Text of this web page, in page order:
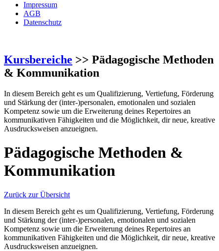
Impressum
AGB
Datenschutz
Kursbereiche >> Pädagogische Methoden
& Kommunikation
In diesem Bereich geht es um Qualifizierung, Vertiefung, Förderung
und Stärkung der (inter-)personalen, emotionalen und sozialen
Kompetenz sowie um die Erweiterung deines Repertoires an
kommunikativen Fähigkeiten und die Möglichkeit, dir neue, kreative
Ausdrucksweisen anzueignen.
Pädagogische Methoden &
Kommunikation
Zurück zur Übersicht
In diesem Bereich geht es um Qualifizierung, Vertiefung, Förderung
und Stärkung der (inter-)personalen, emotionalen und sozialen
Kompetenz sowie um die Erweiterung deines Repertoires an
kommunikativen Fähigkeiten und die Möglichkeit, dir neue, kreative
Ausdrucksweisen anzueignen.